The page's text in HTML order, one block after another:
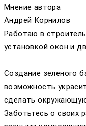
Мнение автора
Андрей Корнилов
Работаю в
установкой окон и
Создание зеленого
возможность
сделать
Заботьтесь о своих